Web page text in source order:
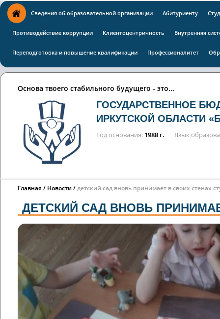
Сведения об образовательной организации Абитуриенту
Противодействие коррупции Клиентоцентричность Внутренняя
Переподготовка и повышение квалификации Профессионалитет
Основа твоего стабильного будущего - это...
ГОСУДАРСТВЕННОЕ
ИРКУТСКОЙ ОБЛАСТИ
Год основания 1988 г. Язык
Главная Новости детский сад вновь принимает в своих стенах
ДЕТСКИЙ САД ВНОВЬ